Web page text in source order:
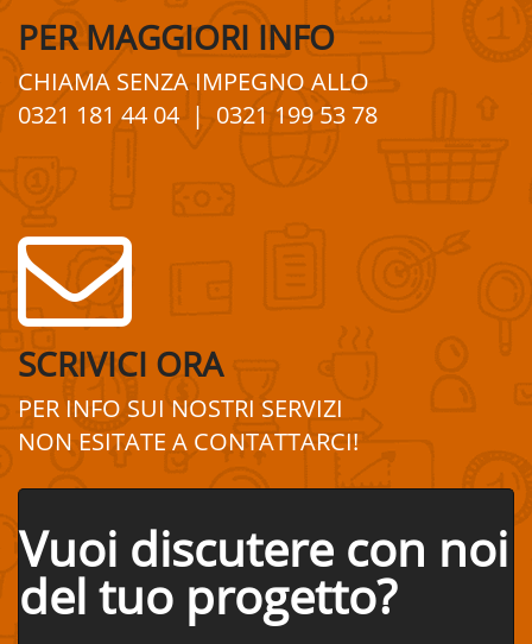
PERMAGGIORI INFO
CHIAMA SENZA IMPEGNOALLO
0321 181 44 04 | 0321 199 53 78
SCRIVICI ORA
PER INFO SUINOSTRI SERVIZI
NON ESITATE A CONTATTARCI!
Vuoi discutere con noi
del tuo progetto?